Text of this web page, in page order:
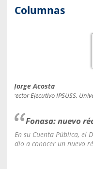
Columnas
Jorge Acosta
Director Ejecutivo IPSUSS,
Fonasa: nuevo
En su Cuenta Pública, el
dio a conocer un nuevo